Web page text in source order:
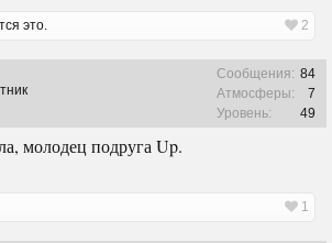
это. 2
Сообщения: 84
Атмосферы:
7
Уровень:
49
молодец подруга Up.
1